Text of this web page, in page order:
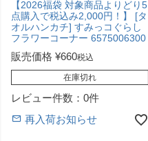
【2026福袋 対象商品よりどり5
点購入で税込み2,000円！】 [タ
オルハンカチ] すみっコぐらし
フラワーコーナー 6575006300
販売価格 ¥660税込
在庫切れ
レビュー件数：0件
再入荷お知らせ